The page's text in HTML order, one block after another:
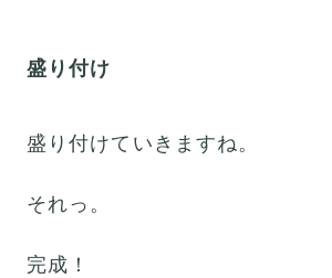
盛り付け
盛り付けていきますね。
それっ。
完成！